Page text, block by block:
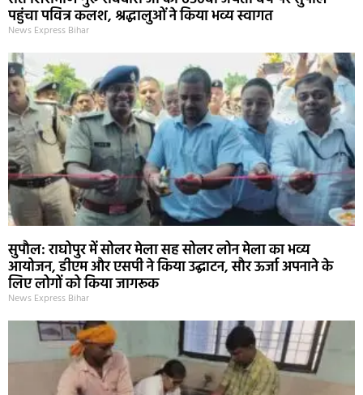
पहुंचा पवित्र कलश, श्रद्धालुओं ने किया भव्य स्वागत
News Express Bihar
सुपौल: राघोपुर में सोलर मेला सह सोलर लोन मेला का भव्य
आयोजन, डीएम और एसपी ने किया उद्घाटन, सौर ऊर्जा अपनाने के
लिए लोगों को किया जागरूक
News Express Bihar